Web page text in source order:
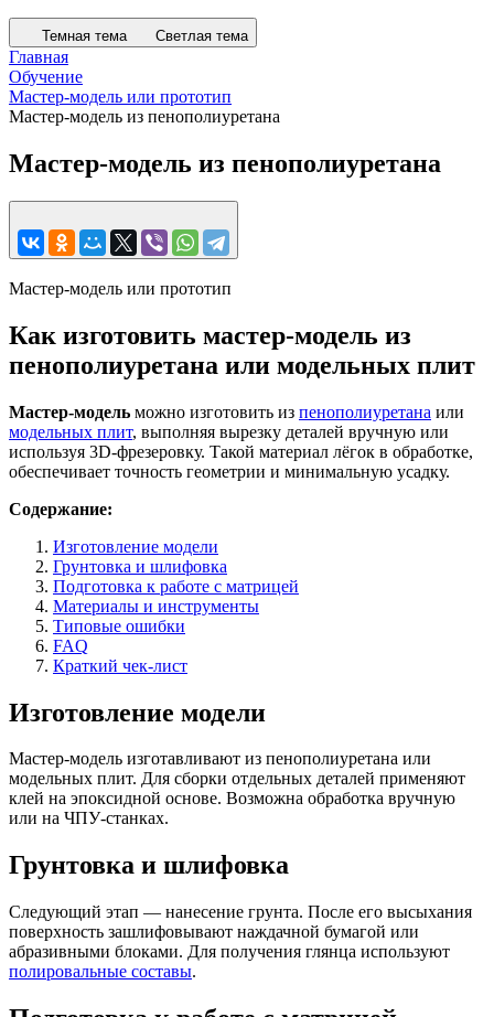
Темная тема Светлая тема
Главная
Обучение
Мастер-модель или прототип
Мастер-модель из пенополиуретана
Мастер-модель из пенополиуретана
Мастер-модель или прототип
Как изготовить мастер-модель из
пенополиуретана или модельных плит
Мастер-модель можно изготовить из пенополиуретана или
модельных плит, выполняя вырезку деталей вручную или
используя 3D-фрезеровку. Такой материал лёгок в обработке,
обеспечивает точность геометрии и минимальную усадку.
Содержание:
Изготовление модели
Грунтовка и шлифовка
Подготовка к работе с матрицей
Материалы и инструменты
Типовые ошибки
FAQ
Краткий чек-лист
Изготовление модели
Мастер-модель изготавливают из пенополиуретана или
модельных плит. Для сборки отдельных деталей применяют
клей на эпоксидной основе. Возможна обработка вручную
или на ЧПУ-станках.
Грунтовка и шлифовка
Следующий этап — нанесение грунта. После его высыхания
поверхность зашлифовывают наждачной бумагой или
абразивными блоками. Для получения глянца используют
полировальные составы.